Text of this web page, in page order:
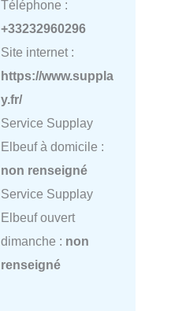
Téléphone :
+33232960296
Site internet :
https://www.suppla
y.fr/
Service Supplay
Elbeuf à domicile :
non renseigné
Service Supplay
Elbeuf ouvert
dimanche : non
renseigné